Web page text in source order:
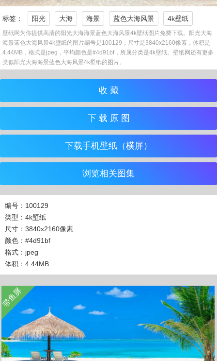
标签： 阳光 大海 海景 蓝色大海风景 4k壁纸
壁纸网为你提供高清的阳光大海海景蓝色大海风景4k壁纸图片免费下载。阳光大海
海景蓝色大海风景4k壁纸的图片编号是100129，尺寸是3840x2160像素，体积是
4.44MB，格式是jpeg，平均颜色是#4d91bf，所属分类是4k壁纸。壁纸网还有更多
类似阳光大海海景蓝色大海风景4k壁纸的图片。
收 藏
下 载 原 图
下载手机壁纸（横屏）
浏览相关图集
编号：100129
类型：4k壁纸
尺寸：3840x2160像素
颜色：#4d91bf
格式：jpeg
体积：4.44MB
带鱼屏
立 即 下 载
收 藏